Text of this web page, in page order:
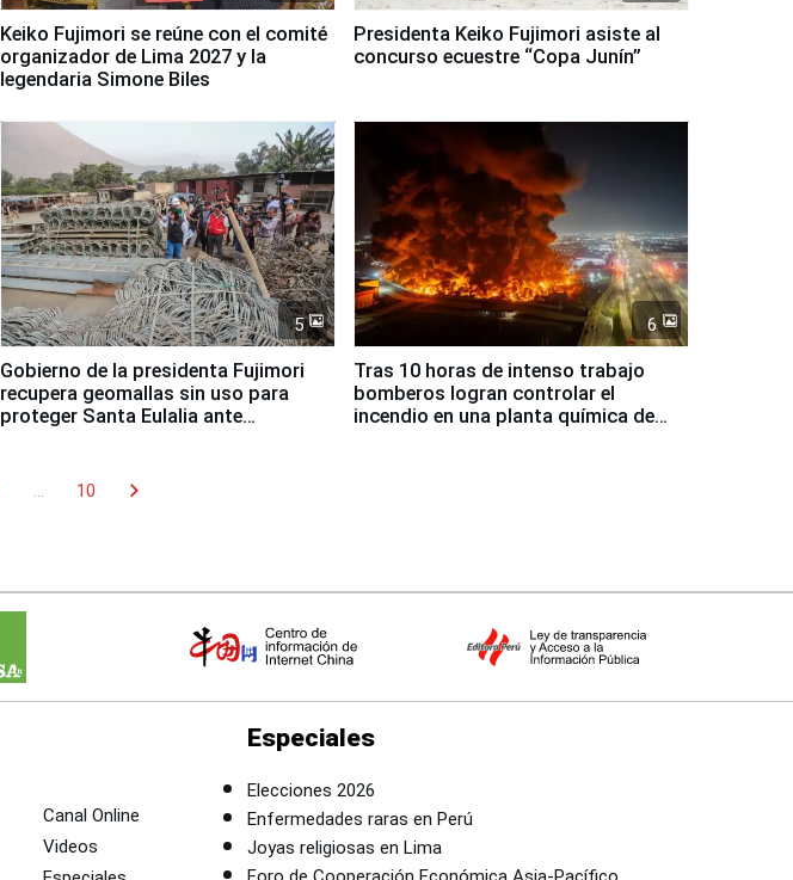
Keiko Fujimori se reúne con el comité
organizador de Lima 2027 y la
legendaria Simone Biles
Presidenta Keiko Fujimori asiste al
concurso ecuestre “Copa Junín”
5
Gobierno de la presidenta Fujimori
recupera geomallas sin uso para
proteger Santa Eulalia ante
6
Tras 10 horas de intenso trabajo
bomberos logran controlar el
incendio en una planta química de
10 chevron_right
Canal Online
Videos
Especiales
Elecciones 2026
Enfermedades raras en Perú
Joyas religiosas en Lima